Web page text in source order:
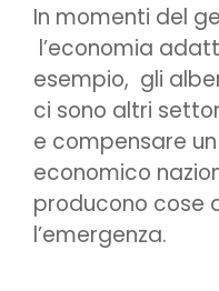
In momenti del
l’economia
esempio, gli
ci sono altri
e compensare
economico
producono cose
l’emergenza.